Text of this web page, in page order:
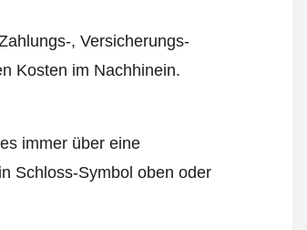
, Versicherungs-
Kosten im Nachhinein.
immer über eine
Schloss-Symbol oben oder